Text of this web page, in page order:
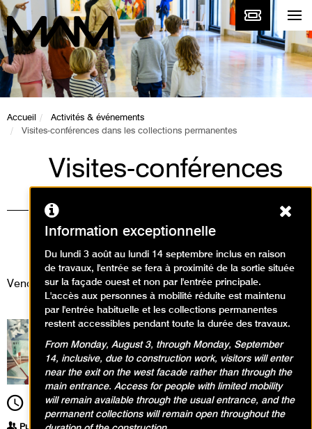
Accueil
Activités & événements
Visites-conférences dans les collections permanentes
Visites-conférences
dans les collections
permanentes
Visites
Vendredi 28 mars 2025
12h30 Durée1h30
Publics
Information exceptionnelle
Du lundi 3 août au lundi 14 septembre inclus en raison
de travaux, l'entrée se fera à proximité de la sortie située
sur la façade ouest et non par l'entrée principale.
L'accès aux personnes à mobilité réduite est maintenu
par l'entrée habituelle et les collections permanentes
restent accessibles pendant toute la durée des travaux.
From Monday, August 3, through Monday, September
14, inclusive, due to construction work, visitors will enter
near the exit on the west facade rather than through the
main entrance. Access for people with limited mobility
will remain available through the usual entrance, and the
permanent collections will remain open throughout the